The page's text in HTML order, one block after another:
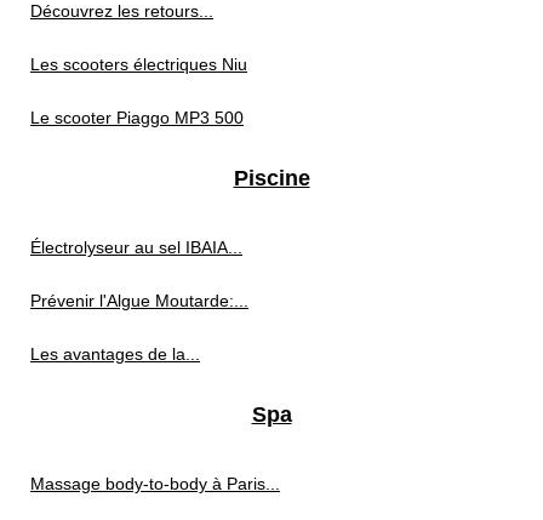
Découvrez les retours...
Les scooters électriques Niu
Le scooter Piaggo MP3 500
Piscine
Électrolyseur au sel IBAIA...
Prévenir l'Algue Moutarde:...
Les avantages de la...
Spa
Massage body-to-body à Paris...